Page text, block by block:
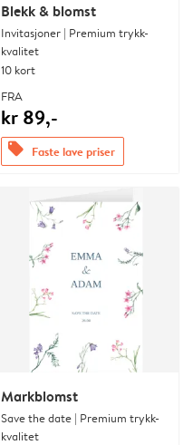
Blekk & blomst
Invitasjoner | Premium trykk-
kvalitet
10 kort
FRA
kr 89,-
offers Faste lave priser
Markblomst
Save the date | Premium trykk-
kvalitet